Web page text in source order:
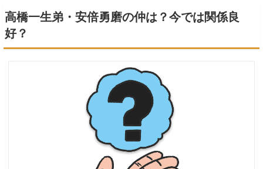
高橋一生弟・安倍勇磨の仲は？今では関係良
好？